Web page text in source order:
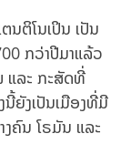
ນຕິໂນເປິນ ເປັນ
ກວ່າປີມາແລ້ວ
ແລະ ກະສັດທີ່
ຍັງເປັນເມືອງທີ່ມີ
ຄົນ ໂຣມັນ ແລະ